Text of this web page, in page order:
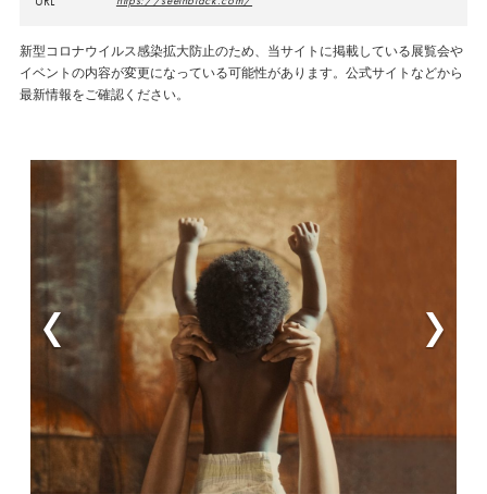
新型コロナウイルス感染拡大防止のため、当サイトに掲載している展覧会や
イベントの内容が変更になっている可能性があります。公式サイトなどから
最新情報をご確認ください。